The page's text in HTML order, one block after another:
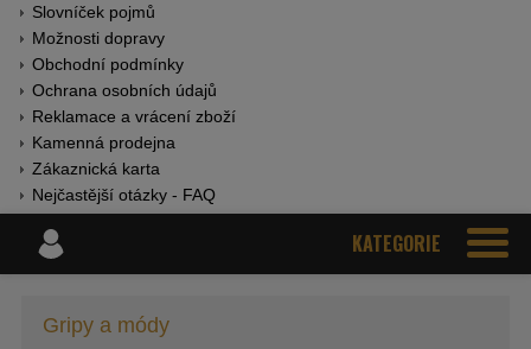
Slovníček pojmů
Možnosti dopravy
Obchodní podmínky
Ochrana osobních údajů
Reklamace a vrácení zboží
Kamenná prodejna
Zákaznická karta
Nejčastější otázky - FAQ
KATEGORIE
Gripy a módy